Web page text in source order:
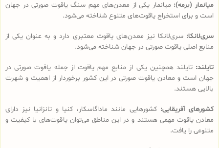
میانمار (برمه): میانمار یکی از معدن‌های مهم سنگ یاقوت صورتی در جهان
است و برای استخراج یاقوت‌های متنوع شناخته می‌شود.
سری‌لانکا: سری‌لانکا نیز معدن‌های یاقوت معتبری دارد و به عنوان یکی از
منابع اصلی یاقوت صورتی در جهان شناخته می‌شود.
تایلند: تایلند همچنین یکی از منابع مهم یاقوت از جمله یاقوت صورتی در
جهان است و معادن یاقوت صورتی در این کشور برخوردار از اهمیت و شهرت
بالایی هستند.
کشورهای آفریقایی: کشورهایی مانند ماداگاسکار، کنیا و تانزانیا نیز دارای
معادن یاقوت مهمی هستند و در این مناطق می‌توان یاقوت‌های با کیفیت و
متنوعی را یافت.